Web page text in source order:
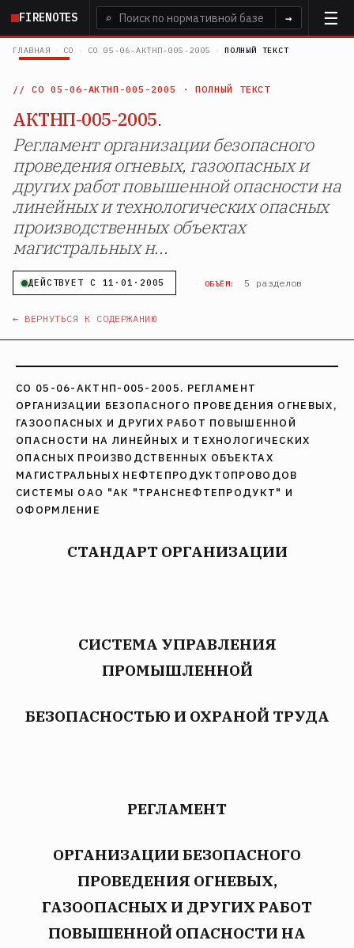
Перейти
основному
FIRENOTES ⌕ →
ГЛАВНАЯ › СО › СО 05-06-АКТНП-005-2005 › ПОЛНЫЙ ТЕКСТ
СО 05-06-АКТНП-005-2005 · ПОЛНЫЙ ТЕКСТ
АКТНП-005-2005.
Регламент организации безопасного
проведения огневых, газоопасных и
других работ повышенной опасности на
линейных и технологических опасных
производственных объектах
магистральных н...
ДЕЙСТВУЕТ С 11·01·2005 · ОБЪЁМ: 5 разделов
← ВЕРНУТЬСЯ К СОДЕРЖАНИЮ
СО 05-06-АКТНП-005-2005. РЕГЛАМЕНТ
ОРГАНИЗАЦИИ БЕЗОПАСНОГО ПРОВЕДЕНИЯ ОГНЕВЫХ,
ГАЗООПАСНЫХ И ДРУГИХ РАБОТ ПОВЫШЕННОЙ
ОПАСНОСТИ НА ЛИНЕЙНЫХ И ТЕХНОЛОГИЧЕСКИХ
ОПАСНЫХ ПРОИЗВОДСТВЕННЫХ ОБЪЕКТАХ
МАГИСТРАЛЬНЫХ НЕФТЕПРОДУКТОПРОВОДОВ
СИСТЕМЫ ОАО "АК "ТРАНСНЕФТЕПРОДУКТ" И
ОФОРМЛЕНИЕ
СТАНДАРТ ОРГАНИЗАЦИИ
СИСТЕМА УПРАВЛЕНИЯ
ПРОМЫШЛЕННОЙ
БЕЗОПАСНОСТЬЮ И ОХРАНОЙ ТРУДА
РЕГЛАМЕНТ
ОРГАНИЗАЦИИ БЕЗОПАСНОГО
ПРОВЕДЕНИЯ ОГНЕВЫХ,
ГАЗООПАСНЫХ И ДРУГИХ РАБОТ
ПОВЫШЕННОЙ ОПАСНОСТИ НА